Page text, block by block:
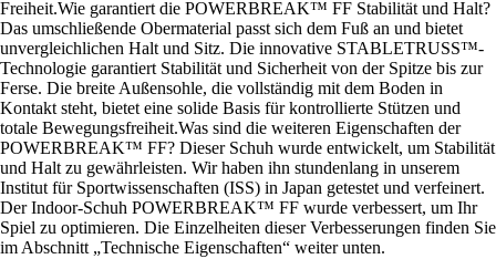
Freiheit.Wie garantiert die POWERBREAK™ FF Stabilität und Halt?
Das umschließende Obermaterial passt sich dem Fuß an und bietet
unvergleichlichen Halt und Sitz. Die innovative STABLETRUSS™-
Technologie garantiert Stabilität und Sicherheit von der Spitze bis zur
Ferse. Die breite Außensohle, die vollständig mit dem Boden in
Kontakt steht, bietet eine solide Basis für kontrollierte Stützen und
totale Bewegungsfreiheit.Was sind die weiteren Eigenschaften der
POWERBREAK™ FF? Dieser Schuh wurde entwickelt, um Stabilität
und Halt zu gewährleisten. Wir haben ihn stundenlang in unserem
Institut für Sportwissenschaften (ISS) in Japan getestet und verfeinert.
Der Indoor-Schuh POWERBREAK™ FF wurde verbessert, um Ihr
Spiel zu optimieren. Die Einzelheiten dieser Verbesserungen finden Sie
im Abschnitt „Technische Eigenschaften“ weiter unten.